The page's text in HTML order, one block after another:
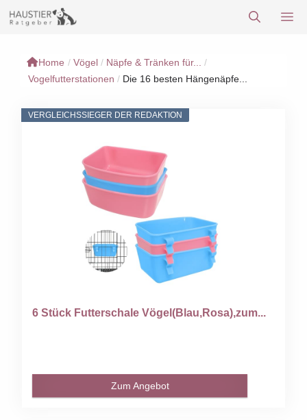
Inhalt
Home / Vögel / Näpfe & Tränken für...
/
Vogelfutterstationen / Die 16 besten Hängenäpfe...
VERGLEICHSSIEGER DER REDAKTION
6 Stück Futterschale Vögel(Blau,Rosa),zum...
Zum Angebot